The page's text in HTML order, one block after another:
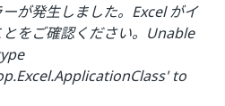
が発生しました。Excel がイ
をご確認ください。Unable
to